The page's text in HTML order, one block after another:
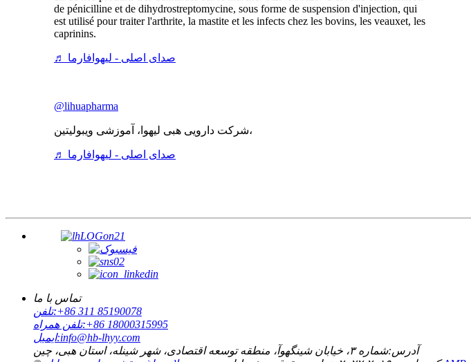
de pénicilline et de dihydrostreptomycine, sous forme de suspension d'injection, qui
est utilisé pour traiter l'arthrite, la mastite et les infects chez les bovins, les veauxet, les
caprinins.
♬ صدای اصلی - لیهوافارما
@lihuapharma
شرکت دارویی هبی لیهوا، آموزشی ویبولیتین،
♬ صدای اصلی - لیهوافارما
تماس با ما
تلفن:‎+86 311 85190078‎
تلفن همراه:‎+86 18000315995‎
ایمیل:info@hb-lhyy.com
آدرس:شماره ۳، خیابان شینگهوآ، منطقه توسعه اقتصادی، شهر شینله، استان هبی، چین